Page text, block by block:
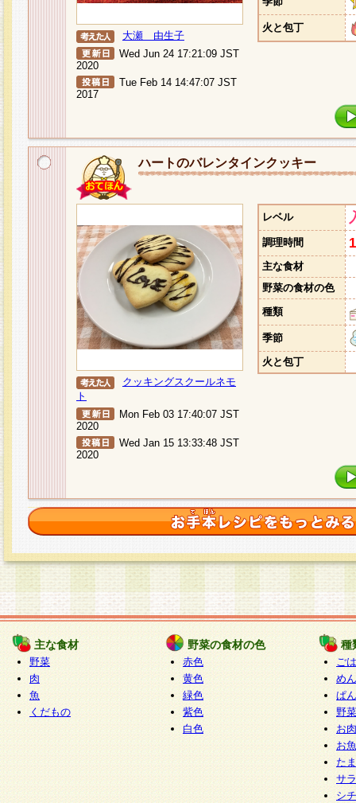
大瀬 由生子
Wed Jun 24 17:21:09 JST
2020
Tue Feb 14 14:47:07 JST
2017
火と包丁
ハートのバレンタインクッキー
クッキングスクールネモ
ト
Mon Feb 03 17:40:07 JST
2020
Wed Jan 15 13:33:48 JST
2020
レベル
調理時間
主な食材
野菜の食材の色
種類
季節
火と包丁
主な食材
野菜
肉
魚
くだもの
野菜の食材の色
赤色
黄色
緑色
紫色
白色
種
ご
めん
ぱん
野
お
お
た
サ
シ